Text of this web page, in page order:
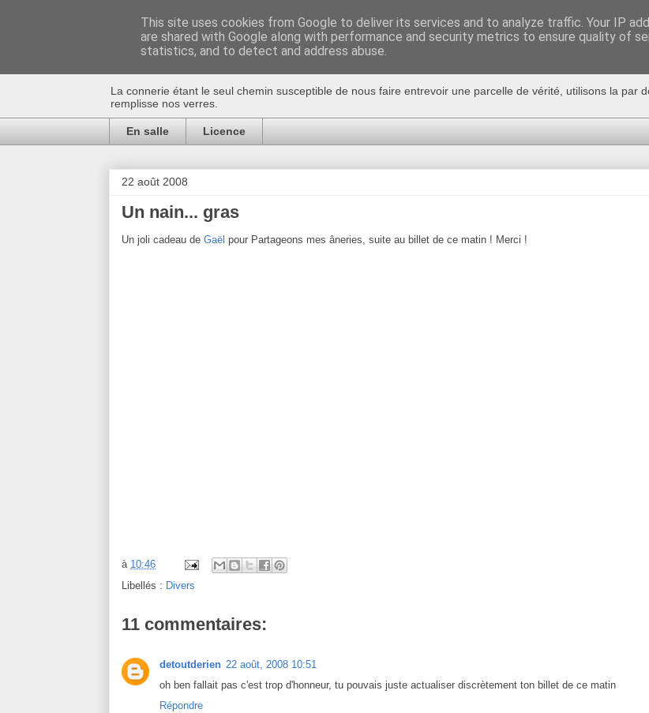
Au bistro !
La connerie étant le seul chemin susceptible de nous faire entrevoir une parcelle de vérité, utilisons la par
remplisse nos verres.
En salle Licence
22 août 2008
Un nain... gras
Un joli cadeau de Gaël pour Partageons mes âneries, suite au billet de ce matin ! Merci !
à 10:46
Libellés : Divers
11 commentaires:
detoutderien 22 août, 2008 10:51
oh ben fallait pas c'est trop d'honneur, tu pouvais juste actualiser discrètement ton billet de ce matin
Répondre
This site uses cookies from Google to deliver its services and to analyze traffic. Your IP
are shared with Google along with performance and security metrics to ensure quality of
statistics, and to detect and address abuse.